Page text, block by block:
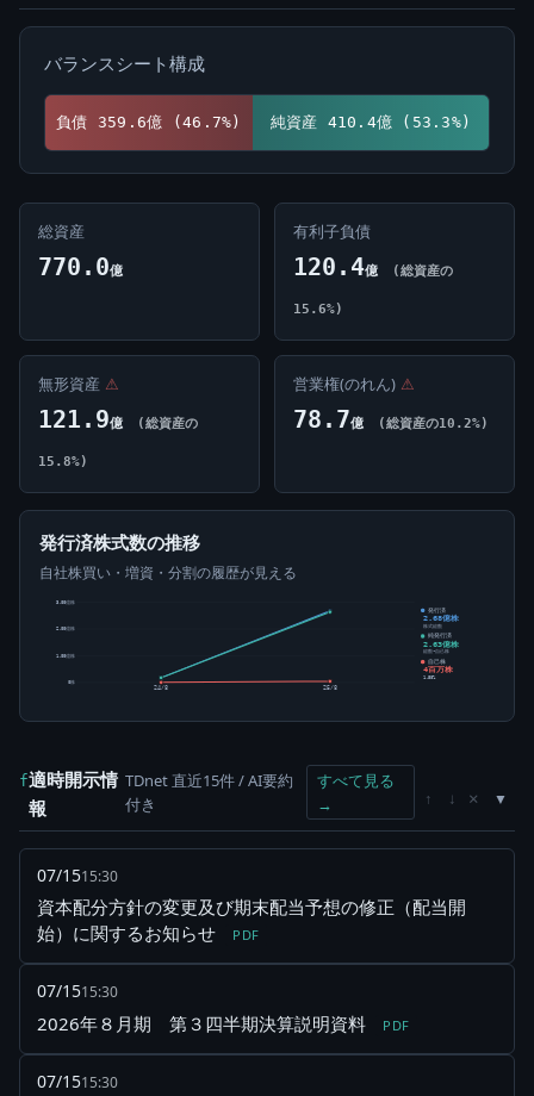
バランスシート構成
負債 359.6億 (46.7%) 純資産 410.4億 (53.3%)
総資産
770.0億
有利子負債
120.4億 (総資産の
15.6%)
無形資産 ⚠
121.9億 (総資産の
15.8%)
営業権(のれん) ⚠
78.7億 (総資産の10.2%)
発行済株式数の推移
自社株買い・増資・分割の履歴が見える
0株
1.00億株
2.00億株
3.00億株
24/8 25/8
発行済
2.68億株
株式総数
純発行済
2.63億株
総数-自己株
自己株
4百万株
1.58%
f適時開示情
報
TDnet 直近15件 / AI要約
付き
すべて見る
→
↑ ↓ ×
07/1515:30
資本配分方針の変更及び期末配当予想の修正（配当開
始）に関するお知らせ
PDF
07/1515:30
2026年８月期 第３四半期決算説明資料 PDF
07/1515:30